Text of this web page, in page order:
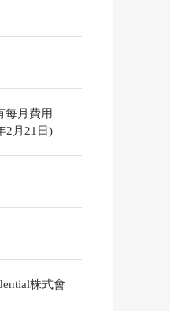
每月費用
2月21日)
株式會